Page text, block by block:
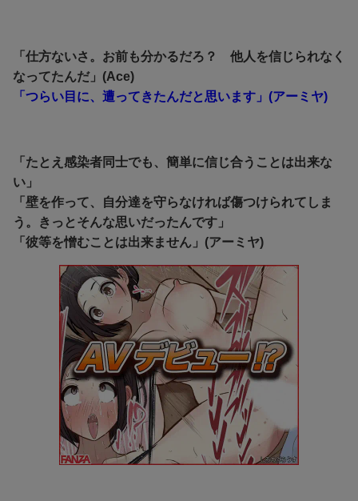
「仕方ないさ。お前も分かるだろ？ 他人を信じられなく
なってたんだ」(Ace)
「つらい目に、遭ってきたんだと思います」(アーミヤ)
「たとえ感染者同士でも、簡単に信じ合うことは出来な
い」
「壁を作って、自分達を守らなければ傷つけられてしま
う。きっとそんな思いだったんです」
「彼等を憎むことは出来ません」(アーミヤ)